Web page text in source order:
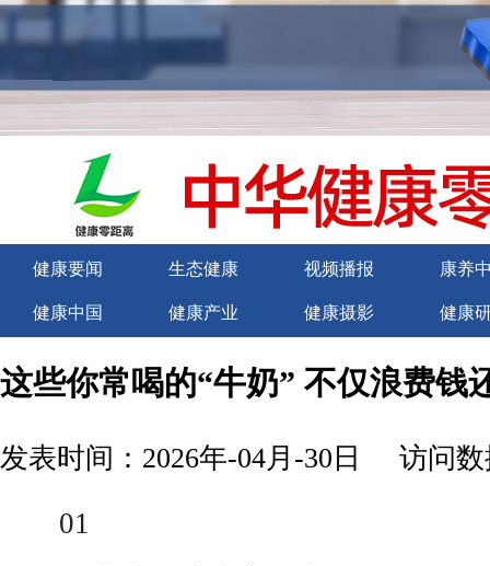
健康要闻 生态健康 视频播报 康养
健康中国 健康产业 健康摄影 健康
这些你常喝的“牛奶” 不仅浪费钱
发表时间：2026年-04月-30日 访问数
01